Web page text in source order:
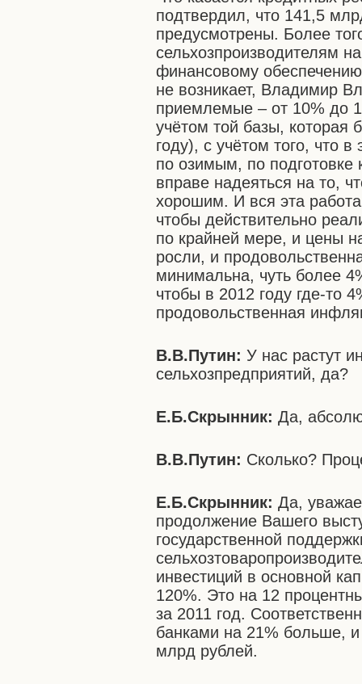
подтвердил, что 141,5
предусмотрены. Более
сельхозпроизводителям
финансовому
не возникает, Владимир
приемлемые – от 10% до
учётом той базы,
году), с учётом того, что
по озимым, по
вправе надеяться на то,
хорошим. И вся эта
чтобы действительно
по крайней мере, и цены
росли, и
минимальна, чуть более
чтобы в 2012 году где-то
продовольственная
В.В.Путин: У нас растут
сельхозпредприятий, да?
Е.Б.Скрынник: Да,
В.В.Путин: Сколько?
Е.Б.Скрынник: Да,
продолжение Вашего
государственной
инвестиций в основной
120%. Это на 12
за 2011 год.
банками на 21% больше,
млрд рублей.